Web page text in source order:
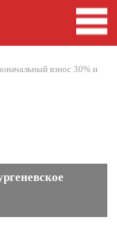
взнос 30% и